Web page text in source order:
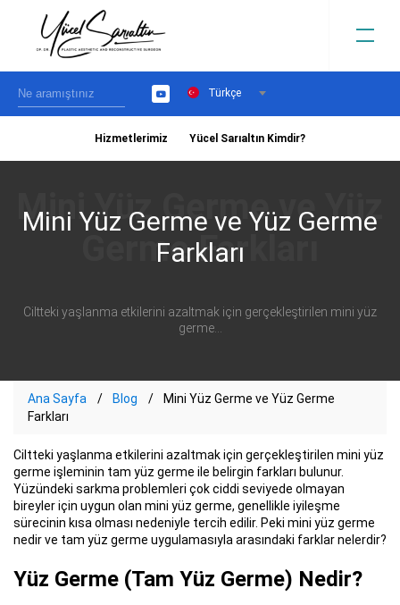
YouTubeTürkçe
Hizmetlerimiz Yücel Sarıaltın Kimdir?
Mini Yüz Germe ve Yüz Germe
Farkları
Ciltteki yaşlanma etkilerini azaltmak için gerçekleştirilen mini yüz
germe...
Ana Sayfa Blog
Mini Yüz Germe ve Yüz Germe
Farkları
Ciltteki yaşlanma etkilerini azaltmak için gerçekleştirilen mini yüz
germe işleminin tam yüz germe ile belirgin farkları bulunur.
Yüzündeki sarkma problemleri çok ciddi seviyede olmayan
bireyler için uygun olan mini yüz germe, genellikle iyileşme
sürecinin kısa olması nedeniyle tercih edilir. Peki mini yüz germe
nedir ve tam yüz germe uygulamasıyla arasındaki farklar nelerdir?
Yüz Germe (Tam Yüz Germe) Nedir?